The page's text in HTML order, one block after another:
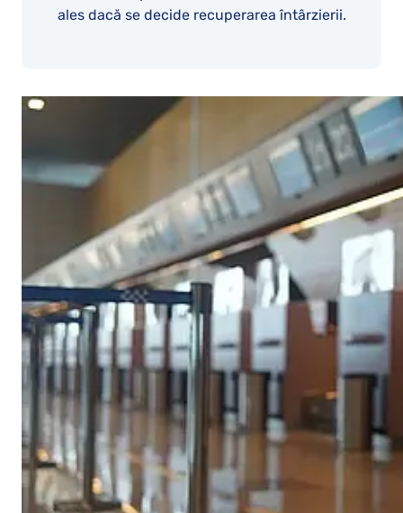
ales dacă se decide recuperarea întârzierii.